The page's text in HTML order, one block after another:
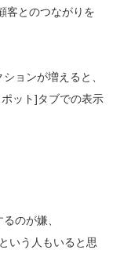
客とのつながりを
ョンが増えると、
ット]タブでの表示
のが嫌、
いう人もいると思